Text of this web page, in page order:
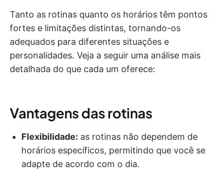
Tanto as rotinas quanto os horários têm pontos
fortes e limitações distintas, tornando-os
adequados para diferentes situações e
personalidades. Veja a seguir uma análise mais
detalhada do que cada um oferece:
Vantagens das rotinas
Flexibilidade: as rotinas não dependem de
horários específicos, permitindo que você se
adapte de acordo com o dia.